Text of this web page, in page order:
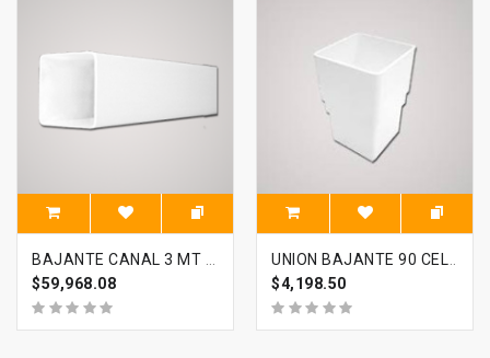
BAJANTE CANAL 3 MT CELTA
$59,968.08
UNION BAJANTE 90 CELTA
$4,198.50